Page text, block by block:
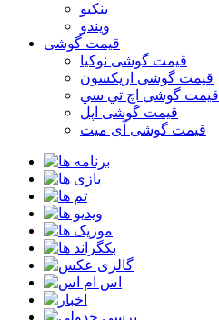
بنکیو
ویندو
قیمت گوشی
قیمت گوشی نوكيا
قیمت گوشی اريكسون
قیمت گوشی اچ تي سي
قیمت گوشی اپل
قیمت گوشی آی میت